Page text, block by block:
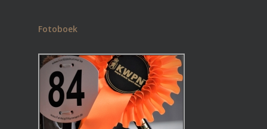
Fotoboek